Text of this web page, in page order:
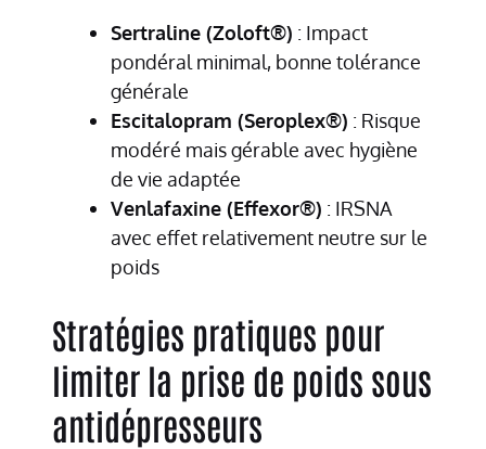
Sertraline (Zoloft®) : Impact
pondéral minimal, bonne tolérance
générale
Escitalopram (Seroplex®) : Risque
modéré mais gérable avec hygiène
de vie adaptée
Venlafaxine (Effexor®) : IRSNA
avec effet relativement neutre sur le
poids
Stratégies pratiques pour
limiter la prise de poids sous
antidépresseurs